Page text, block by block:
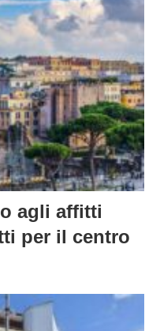
agli affitti
per il centro